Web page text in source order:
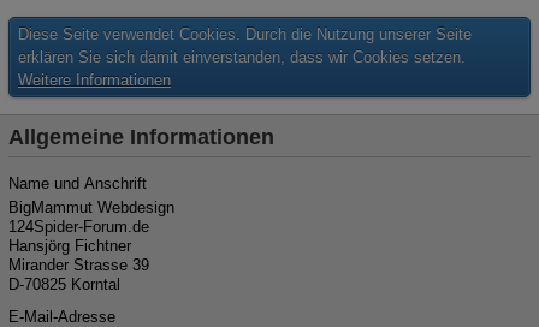
Diese Seite verwendet Cookies. Durch die Nutzung unserer Seite
erklären Sie sich damit einverstanden, dass wir Cookies setzen.
Weitere Informationen
Allgemeine Informationen
Name und Anschrift
BigMammut Webdesign
124Spider-Forum.de
Hansjörg Fichtner
Mirander Strasse 39
D-70825 Korntal
E-Mail-Adresse